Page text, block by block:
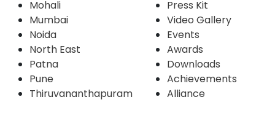
Mohali
Mumbai
Noida
North East
Patna
Pune
Thiruvananthapuram
Press Kit
Video Gallery
Events
Awards
Downloads
Achievements
Alliance